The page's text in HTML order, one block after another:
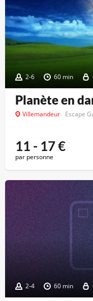
2-6 60 min
Planète en
Villemandeur Escape
11 - 17€
par personne
2-4 60 min